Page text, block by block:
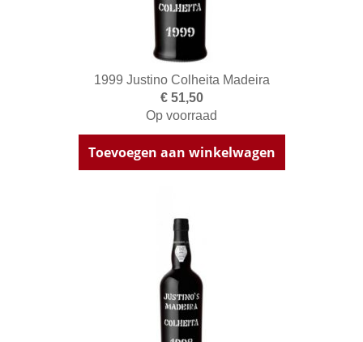
1999 Justino Colheita Madeira
€ 51,50
Op voorraad
Toevoegen aan winkelwagen